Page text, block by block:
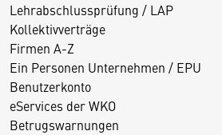
Lehrabschlussprüfung / LAP
Kollektivverträge
Firmen A-Z
Ein Personen Unternehmen / EPU
Benutzerkonto
eServices der WKO
Betrugswarnungen